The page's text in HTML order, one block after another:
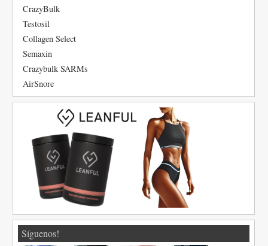
CrazyBulk
Testosil
Collagen Select
Semaxin
Crazybulk SARMs
AirSnore
Síguenos!